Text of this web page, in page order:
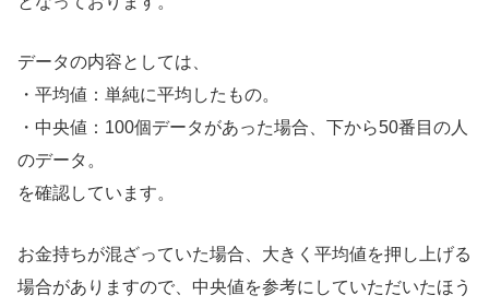
データの内容としては、
・平均値：単純に平均したもの。
・中央値：100個データがあった場合、下から50番目の人
のデータ。
を確認しています。
お金持ちが混ざっていた場合、大きく平均値を押し上げる
場合がありますので、中央値を参考にしていただいたほう